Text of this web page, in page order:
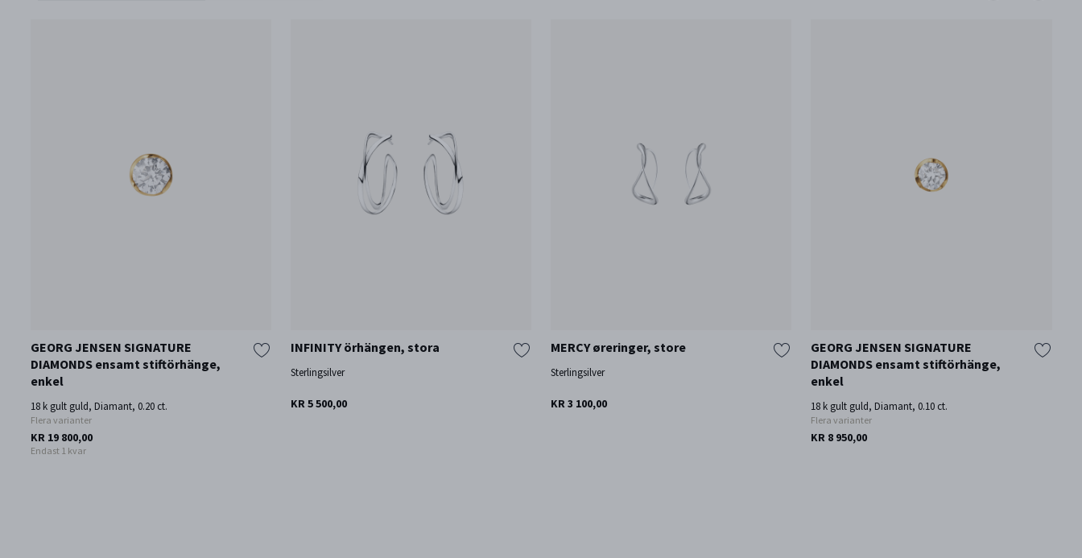
GEORG JENSEN SIGNATURE
DIAMONDS ensamt stiftörhänge,
enkel
18 k gult guld, Diamant, 0.20 ct.
Flera varianter
KR 19 800,00
Endast 1 kvar
INFINITY örhängen, stora
Sterlingsilver
KR 5 500,00
MERCY øreringer, store
Sterlingsilver
KR 3 100,00
GEORG JENSEN SIGNATURE
DIAMONDS ensamt stiftörhänge,
enkel
18 k gult guld, Diamant, 0.10 ct.
Flera varianter
KR 8 950,00